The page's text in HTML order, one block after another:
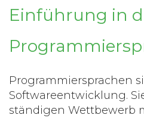
Einführung in
Programmiersprachen
Softwareentwicklung.
ständigen Wettbewerb